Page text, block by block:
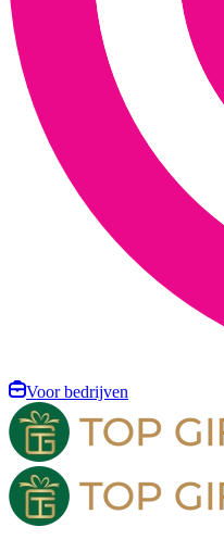
Voor bedrijven